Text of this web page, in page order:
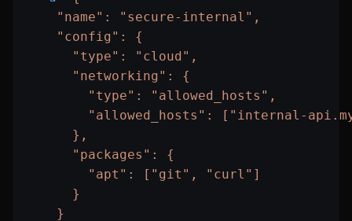
    "name": "secure-internal",
    "config": {
      "type": "cloud",
      "networking": {
        "type": "allowed_hosts",
"allowed_hosts": ["internal-
      },
      "packages": {
        "apt": ["git", "curl"]
      }
    }